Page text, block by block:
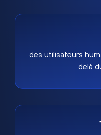
des utilisateurs
delà